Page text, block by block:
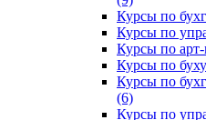
Курсы по
Курсы по
Курсы по
Курсы по
Курсы по
(6)
Курсы по